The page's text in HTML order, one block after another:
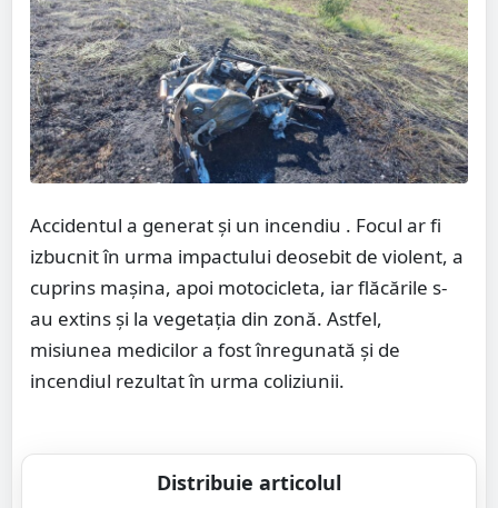
Accidentul a generat și un incendiu . Focul ar fi
izbucnit în urma impactului deosebit de violent, a
cuprins mașina, apoi motocicleta, iar flăcările s-
au extins și la vegetația din zonă. Astfel,
misiunea medicilor a fost înregunată și de
incendiul rezultat în urma coliziunii.
Distribuie articolul